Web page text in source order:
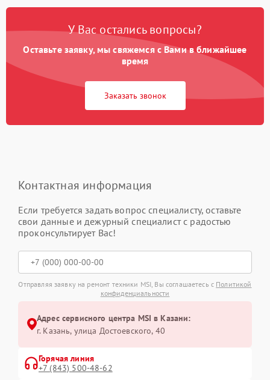
У Вас остались вопросы?
Оставьте заявку, мы свяжемся с Вами в ближайшее
время
Заказать звонок
Контактная информация
Если требуется задать вопрос специалисту, оставьте
свои данные и дежурный специалист с радостью
проконсультирует Вас!
Отправляя заявку на ремонт техники MSI, Вы соглашаетесь с Политикой
конфиденциальности
Адрес сервисного центра MSI в Казани:
г. Казань, улица Достоевского, 40
Горячая линия
+7 (843) 500-48-62